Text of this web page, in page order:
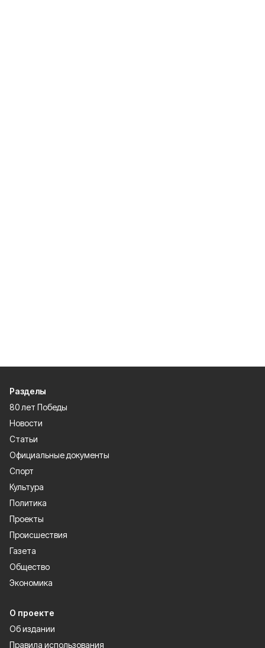
Разделы
80 лет Победы
Новости
Статьи
Официальные документы
Спорт
Культура
Политика
Проекты
Происшествия
Газета
Общество
Экономика
О проекте
Об издании
Правила использования